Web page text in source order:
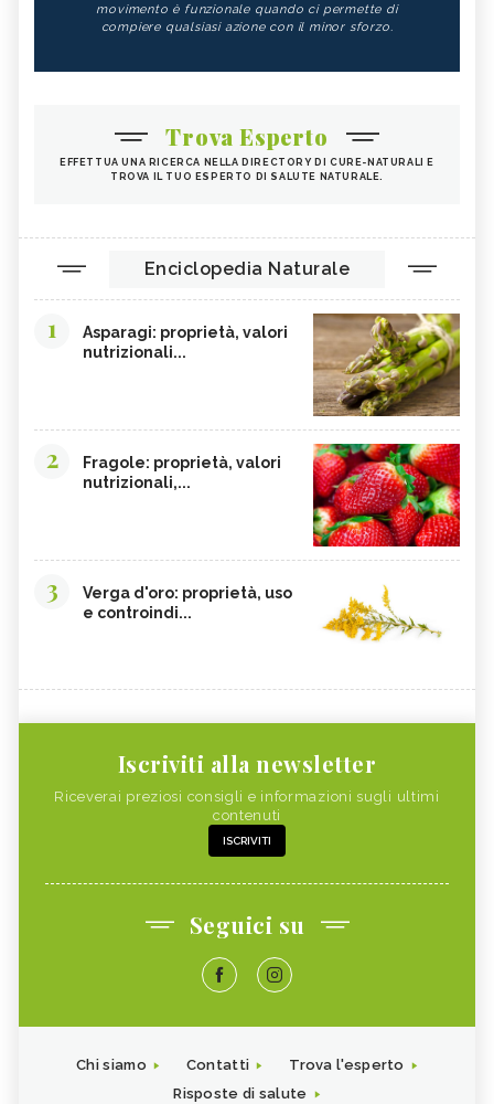
movimento è funzionale quando ci permette di
compiere qualsiasi azione con il minor sforzo.
Trova Esperto
EFFETTUA UNA RICERCA NELLA DIRECTORY DI CURE-NATURALI E
TROVA IL TUO ESPERTO DI SALUTE NATURALE.
Enciclopedia Naturale
1
Asparagi: proprietà, valori
nutrizionali...
2
Fragole: proprietà, valori
nutrizionali,...
3
Verga d'oro: proprietà, uso
e controindi...
Iscriviti alla newsletter
Riceverai preziosi consigli e informazioni sugli ultimi
contenuti
ISCRIVITI
Seguici su
Chi siamo Contatti
Trova l'esperto
Risposte di salute